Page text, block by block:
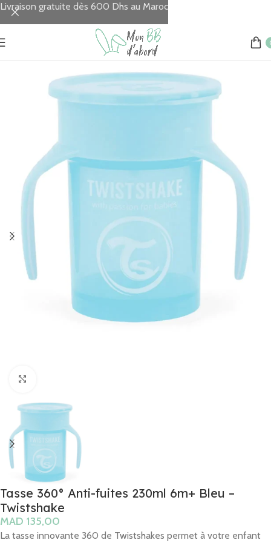
Accueil Tasses & Gourdes
Tasse 360° Anti-fuites 230ml 6m+ Bleu –
Twistshake
MAD
La tasse innovante 360 ​​de Twistshakes permet à votre enfant
Livraison gratuite dès 600 Dhs au Maroc